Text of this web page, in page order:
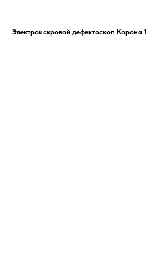
Электроискровой дефектоскоп Корона 1